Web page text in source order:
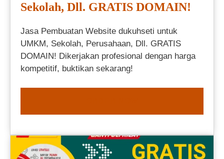
Sekolah, Dll. GRATIS DOMAIN!
Jasa Pembuatan Website dukuhseti untuk
UMKM, Sekolah, Perusahaan, Dll. GRATIS
DOMAIN! Dikerjakan profesional dengan harga
kompetitif, buktikan sekarang!